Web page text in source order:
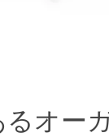
オー